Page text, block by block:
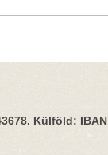
Külföld: